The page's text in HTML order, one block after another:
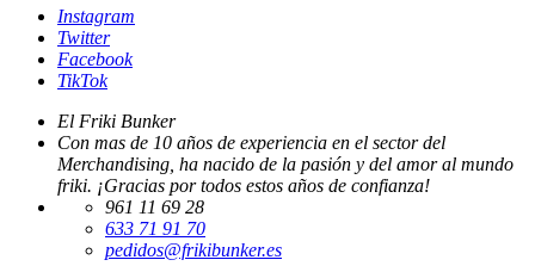
Instagram
Twitter
Facebook
TikTok
El Friki Bunker
Con mas de 10 años de experiencia en el sector del
Merchandising, ha nacido de la pasión y del amor al mundo
friki. ¡Gracias por todos estos años de confianza!
961 11 69 28
633 71 91 70
pedidos@frikibunker.es